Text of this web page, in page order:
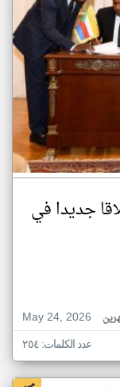
جديدا في
May 24, 2026
عدد الكلمات: ٢٥٤